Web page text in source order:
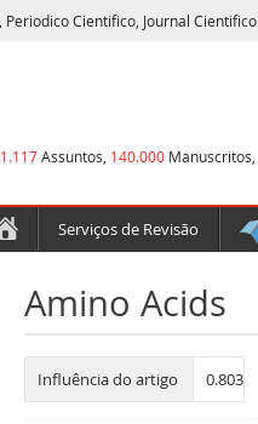
, Periodico Cientifico, Journal Cientifico
1.117Assuntos, 140.000 Manuscritos,
Serviços de Revisão
Amino Acids
Influência do artigo 0.803